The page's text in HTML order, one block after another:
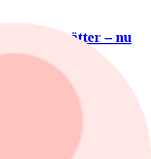
bostadsrätter – nu
juli medan villapriserna ökade.
på månadens tredbrott. "En
tf VD för Svensk